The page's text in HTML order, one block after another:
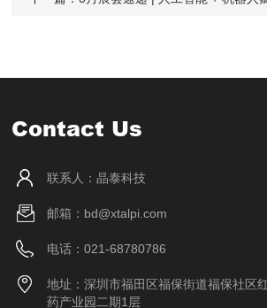
Contact Us
联系人：晶泰科技
邮箱：bd@xtalpi.com
电话：021-68780786
地址：深圳市福田区福保街道福保社区
药产业园二期1层